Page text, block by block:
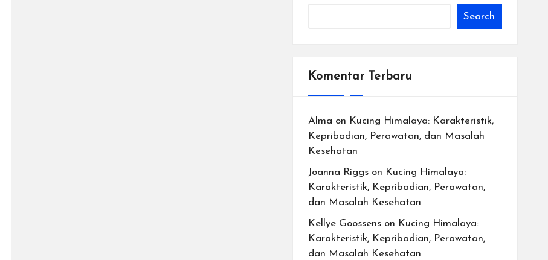
Search
Komentar Terbaru
Alma on Kucing Himalaya: Karakteristik,
Kepribadian, Perawatan, dan Masalah
Kesehatan
Joanna Riggson Kucing Himalaya:
Karakteristik, Kepribadian, Perawatan,
dan Masalah Kesehatan
Kellye Goossenson Kucing Himalaya:
Karakteristik, Kepribadian, Perawatan,
dan Masalah Kesehatan